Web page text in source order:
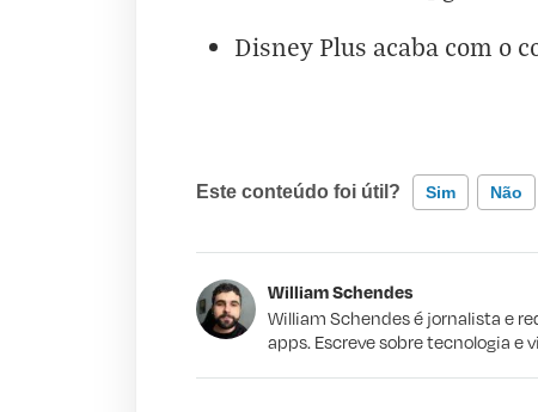
Disney Plus acaba com o
Este conteúdo foi útil? Sim Não
Este conteúdo não tem a informação
William Schendes
William Schendes é jornalista e
apps. Escreve sobre tecnologia